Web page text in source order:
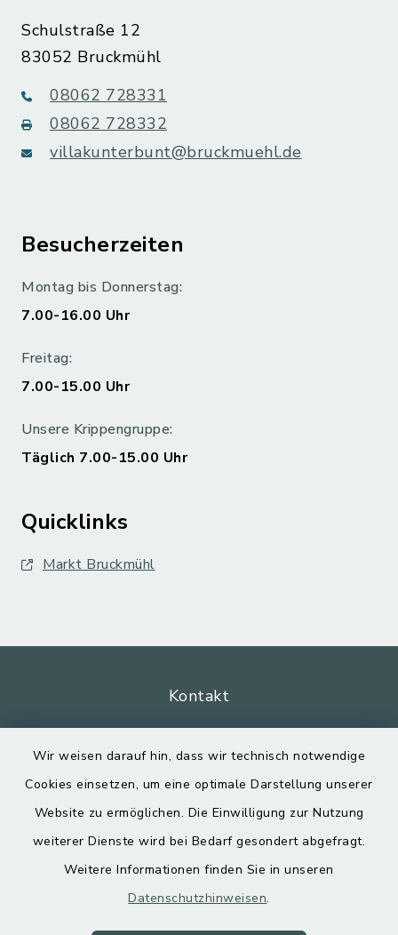
Wir weisen darauf hin, dass wir technisch notwendige
Cookies einsetzen, um eine optimale Darstellung unserer
Website zu ermöglichen. Die Einwilligung zur Nutzung
weiterer Dienste wird bei Bedarf gesondert abgefragt.
Weitere Informationen finden Sie in unseren
Datenschutzhinweisen.
Schulstraße 12
83052 Bruckmühl
08062 728331
08062 728332
villakunterbunt@bruckmuehl.de
Besucherzeiten
Montag bis Donnerstag:
7.00-16.00 Uhr
Freitag:
7.00-15.00 Uhr
Unsere Krippengruppe:
Täglich 7.00-15.00 Uhr
Quicklinks
Markt Bruckmühl
Kontakt
Datenschutz
Impressum
Sitemap
Cookie-Einstellungen